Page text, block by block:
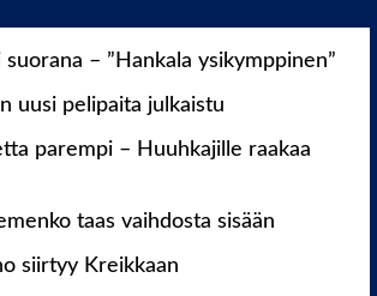
– ”Hankala ysikymppinen”
uusi pelipaita julkaistu
parempi – Huuhkajille raakaa
taas vaihdosta sisään
siirtyy Kreikkaan